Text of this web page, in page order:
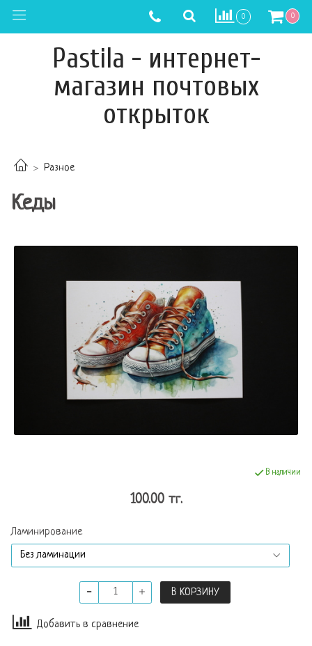
0 0
Pastila - интернет-
магазин почтовых
открыток
Разное
Кеды
В наличии
100.00 тг.
Ламинирование
В КОРЗИНУ
Добавить в сравнение